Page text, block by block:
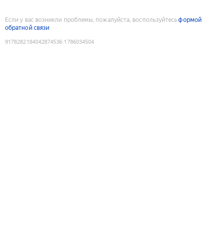
Если у вас возникли проблемы, пожалуйста, воспользуйтесьформой
обратной связи
9178282184042874536:1786034504